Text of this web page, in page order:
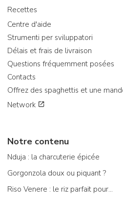
Recettes
Centre d'aide
Strumenti per sviluppatori
Délais et frais de livraison
Questions fréquemment posées
Contacts
Offrez des spaghettis et une
Network
Notre contenu
Nduja : la charcuterie épicée
Gorgonzola doux ou piquant ?
Riso Venere : le riz parfait pour...